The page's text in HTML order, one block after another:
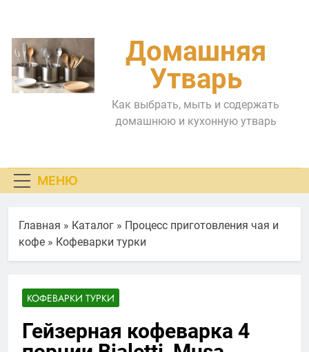
содержимому
Домашняя
Утварь
Как выбрать, мыть и содержать
домашнюю и кухонную утварь
МЕНЮ
Главная » Каталог » Процесс приготовления чая и
кофе » Кофеварки турки
КОФЕВАРКИ ТУРКИ
Гейзерная кофеварка 4